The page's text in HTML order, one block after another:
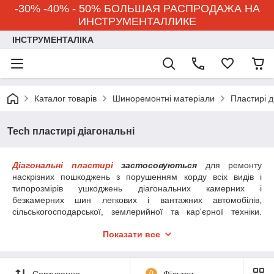
-30% -40% - 50% БОЛЬШАЯ РАСПРОДАЖА НА
ИНСТРУМЕНТАЛЛИКЕ
ІНСТРУМЕНТАЛІКА
Каталог товарів Шиноремонтні матеріали Пластирі
Tech пластирі діагональні
Діагональні пластирізастосовуються для ремонту
наскрізних пошкоджень з порушенням корду всіх видів і
типорозмірів ушкоджень діагональних камерних і
безкамерних шин легкових і вантажних автомобілів,
сільськогосподарської, землерийної та кар'єрної техніки.
навантаження по краяхпластиру, забезпечуючи його
шаром знаходиться спеціальний амортизуючий шар,
розподіляє зусилля при вигині і створює покращений
Показати все